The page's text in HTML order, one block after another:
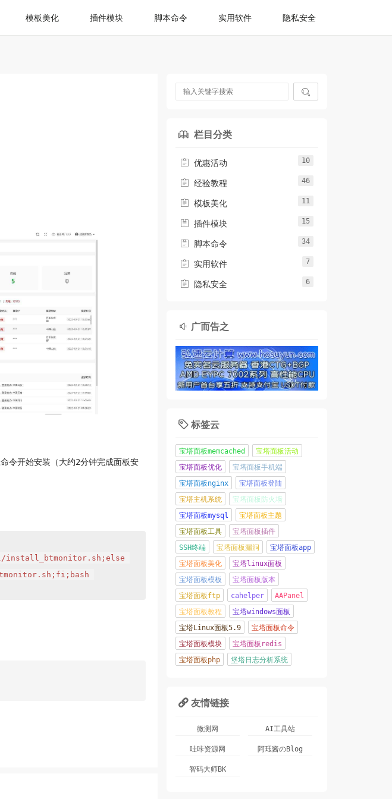
模板美化 插件模块 脚本命令 实用软件 隐私安全
令开始安装（大约2分钟完成面板安

 栏目分类
 优惠活动 10
 经验教程 46
 模板美化 11
 插件模块 15
 脚本命令 34
 实用软件 7
 隐私安全 6
 广而告之
 标签云
宝塔面板memcached
宝塔面板活动
宝塔面板优化
宝塔面板手机端
宝塔面板nginx
宝塔面板登陆
宝塔主机系统
宝塔面板防火墙
宝塔面板mysql
宝塔面板主题
宝塔面板工具
宝塔面板插件
SSH终端
宝塔面板漏洞
宝塔面板app
宝塔面板美化
宝塔linux面板
宝塔面板模板
宝塔面板版本
宝塔面板ftp
cahelper
AAPanel
宝塔面板教程
宝塔windows面板
宝塔Linux面板5.9
宝塔面板命令
宝塔面板模块
宝塔面板redis
宝塔面板php
堡塔日志分析系统
 友情链接
微测网 AI工具站
哇咔资源网 阿珏酱のBlog
智码大师BK